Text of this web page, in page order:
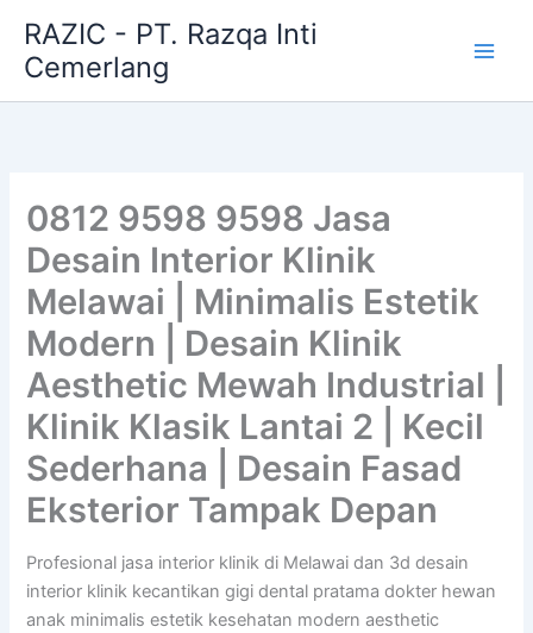
content
RAZIC - PT. Razqa Inti
Cemerlang
0812 9598 9598 Jasa
Desain Interior Klinik
Melawai | Minimalis Estetik
Modern | Desain Klinik
Aesthetic Mewah Industrial |
Klinik Klasik Lantai 2 | Kecil
Sederhana | Desain Fasad
Eksterior Tampak Depan
Profesional jasa interior klinik di Melawai dan 3d desain
interior klinik kecantikan gigi dental pratama dokter hewan
anak minimalis estetik kesehatan modern aesthetic